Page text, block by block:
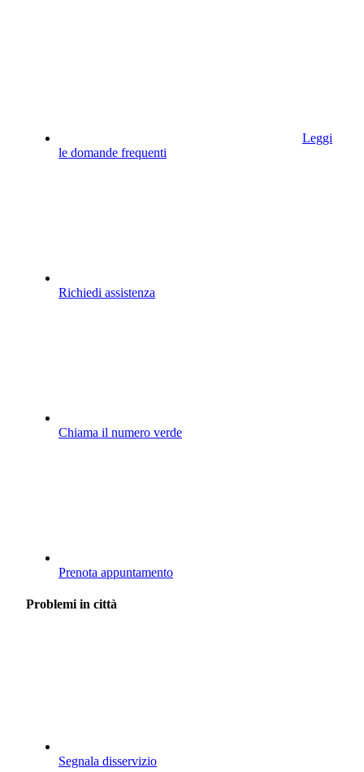
Leggi
le domande frequenti
Richiedi assistenza
Chiama il numero verde
Prenota appuntamento
Problemi in città
Segnala disservizio